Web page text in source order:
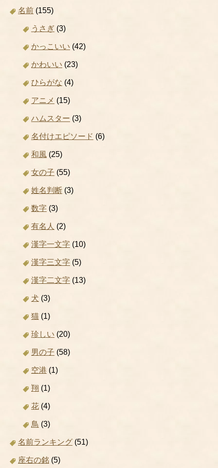
名前 (155)
うさぎ (3)
かっこいい (42)
かわいい (23)
ひらがな (4)
アニメ (15)
ハムスター (3)
名付けエピソード (6)
和風 (25)
女の子 (55)
姓名判断 (3)
数字 (3)
有名人 (2)
漢字一文字 (10)
漢字三文字 (5)
漢字二文字 (13)
犬 (3)
猫 (1)
珍しい (20)
男の子 (58)
空港 (1)
翔 (1)
花 (4)
鳥 (3)
名前ランキング (51)
座右の銘 (5)